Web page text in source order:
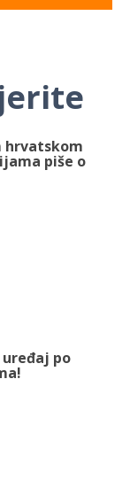
hrvatskom
piše o
po